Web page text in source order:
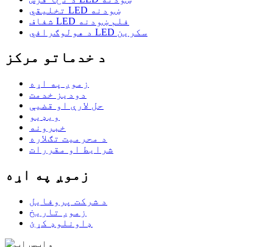
تخلیقي LED ښودنه
شفاف LED فلم ښودنه
د هولوګرافي LED سکرین
د خدماتو مرکز
زموږ په اړه
دودیز خدمت
حل لارې او قضیې
ویډیو
خبرونه
د محرمیت تګلاره
شرایط او مقررات
زموږ په اړه
د شرکت پروفایل
زموږ تاریخ
ډاونلوډ کړئ